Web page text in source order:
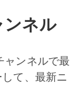
ンネル
ャンネルで最
て、最新ニ